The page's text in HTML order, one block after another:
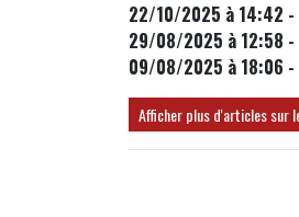
22/10/2025 à 14:42 -
29/08/2025 à 12:58 -
09/08/2025 à 18:06 -
Afficher plus d'articles sur